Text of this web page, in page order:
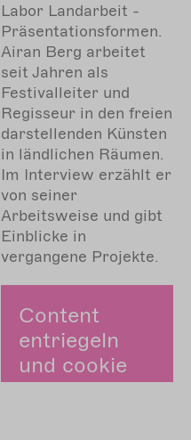
Labor Landarbeit -
Präsentationsformen.
Airan Berg arbeitet
seit Jahren als
Festivalleiter und
Regisseur in den freien
darstellenden Künsten
in ländlichen Räumen.
Im Interview erzählt er
von seiner
Arbeitsweise und gibt
Einblicke in
vergangene Projekte.
Content
entriegeln
und cookie
zustimmen.